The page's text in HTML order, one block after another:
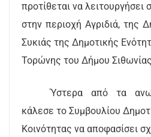
προτίθεται να λειτουργήσει
στην περιοχή Αγριδιά, της
Συκιάς της Δημοτικής
Τορώνης του Δήμου
Ύστερα από τα
κάλεσε το Συμβουλίου
Κοινότητας να αποφασίσει